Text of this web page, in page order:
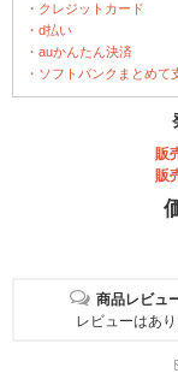
・クレジットカード
・d払い
・auかんたん決済
・ソフトバンクまとめ
販
販
商品レビュ
レビューはあ